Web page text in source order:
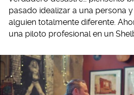
pasado idealizar a una persona
alguien totalmente diferente.
una piloto profesional en un